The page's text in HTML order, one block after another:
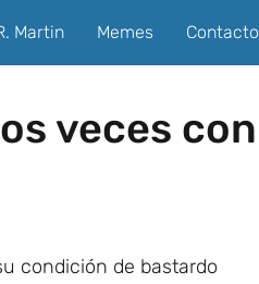
Martin Memes Contacto
veces con
condición de bastardo